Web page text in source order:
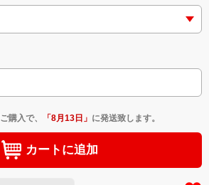
ご購入で、 「8月13日 」 に発送致します。
カートに追加